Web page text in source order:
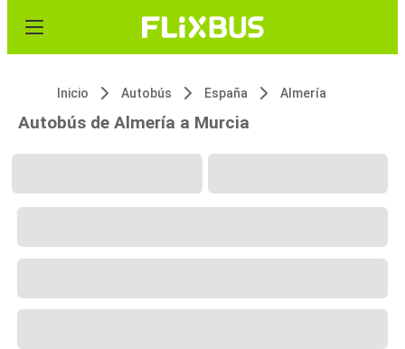
Inicio Autobús España Almería
Autobús de Almería a Murcia